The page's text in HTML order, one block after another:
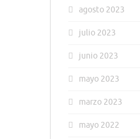
agosto 2023
julio 2023
junio 2023
mayo 2023
marzo 2023
mayo 2022